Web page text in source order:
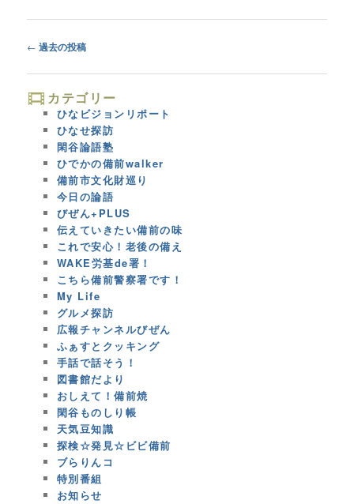
Post
← 過去の投稿
カテゴリー
ひなビジョンリポート
ひなせ探訪
閑谷論語塾
ひでかの備前walker
備前市文化財巡り
今日の論語
びぜん+PLUS
伝えていきたい備前の味
これで安心！老後の備え
WAKE労基de署！
こちら備前警察署です！
My Life
グルメ探訪
広報チャンネルびぜん
ふぁすとクッキング
手話で話そう！
図書館だより
おしえて！備前焼
閑谷ものしり帳
天気豆知識
探検☆発見☆ビビ備前
ブらりんコ
特別番組
お知らせ